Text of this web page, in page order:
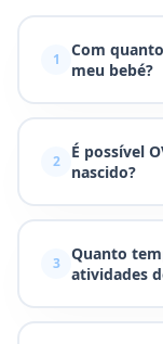
1
Com
meu bebé?
2
É possível
nascido?
3
Quanto
atividades